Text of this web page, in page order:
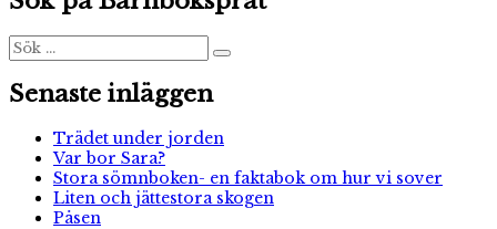
Sök
efter:
Sök
Senaste inläggen
Trädet under jorden
Var bor Sara?
Stora sömnboken- en faktabok om hur vi sover
Liten och jättestora skogen
Påsen